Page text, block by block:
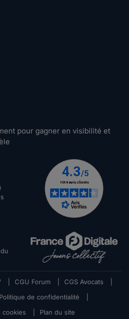
pour gagner en visibilité et
CGU Forum CGS Avocats
Politique de confidentialité
cookies
Plan du site